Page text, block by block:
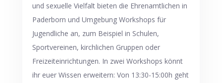
und sexuelle Vielfalt bieten die Ehrenamtlichen in
Paderborn und Umgebung Workshops für
Jugendliche an, zum Beispiel in Schulen,
Sportvereinen, kirchlichen Gruppen oder
Freizeiteinrichtungen. In zwei Workshops könnt
ihr euer Wissen erweitern: Von 13:30-15:00h geht